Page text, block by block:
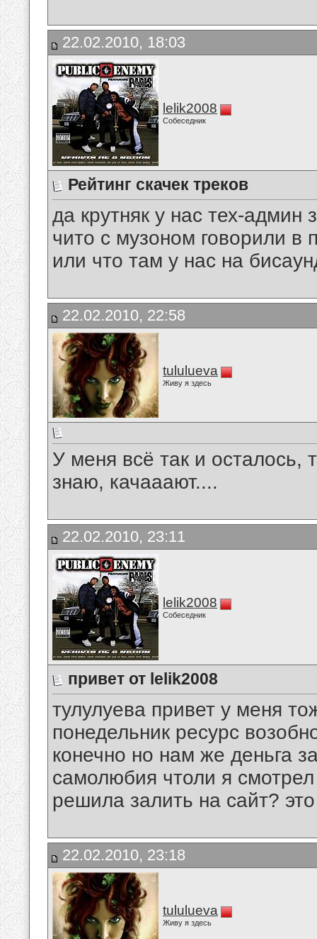
22.02.2010, 18:03
lelik2008
Собеседник
Рейтинг скачек треков
да крутняк у нас тех-админ
чито с музоном говорили в
или что там у нас на
22.02.2010, 22:58
tululueva
Живу я здесь
У меня всё так и осталось,
знаю, качааают....
22.02.2010, 23:11
lelik2008
Собеседник
привет от lelik2008
тулулуева привет у меня
понедельник ресурс
конечно но нам же деньга
самолюбия чтоли я
решила залить на сайт?
22.02.2010, 23:18
tululueva
Живу я здесь